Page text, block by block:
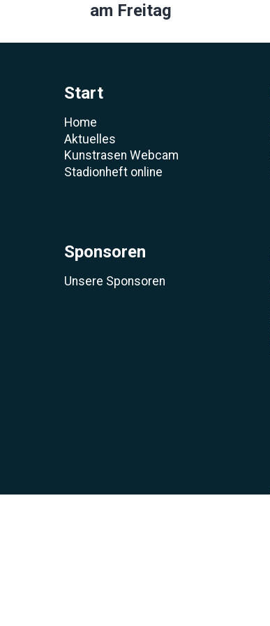
am Freitag
Start
Home
Aktuelles
Kunstrasen Webcam
Stadionheft online
Sponsoren
Unsere Sponsoren